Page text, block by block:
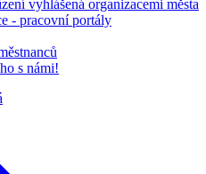
vyhlášená organizacemi města
- pracovní portály
s námi!